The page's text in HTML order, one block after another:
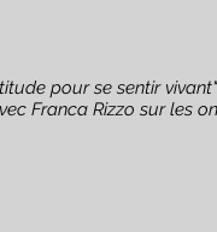
pour se sentir
Franca Rizzo sur les